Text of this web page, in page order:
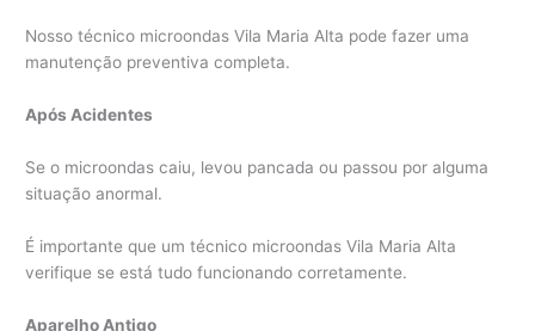
Nosso técnico microondas Vila Maria Alta pode fazer uma
manutenção preventiva completa.
Após Acidentes
Se o microondas caiu, levou pancada ou passou por alguma
situação anormal.
É importante que um técnico microondas Vila Maria Alta
verifique se está tudo funcionando corretamente.
Aparelho Antigo